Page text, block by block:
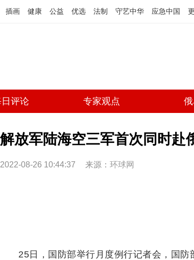
插画 健康 公益 优选 法制 守艺中华 应急中国
评论 专家观点
解放军陆海空三军首次同时赴
2022-08-26 10:44:37 来源： 环球网
25日，国防部举行月度例行记者会，国